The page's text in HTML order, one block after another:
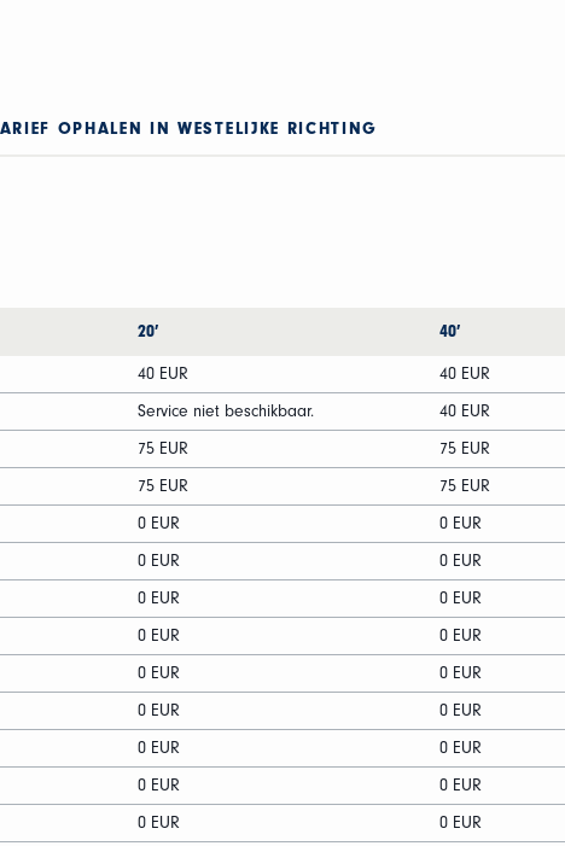
OPHALEN IN WESTELIJKE RICHTING
20′ 40′
40 EUR
40 EUR
Service niet beschikbaar.
40 EUR
75 EUR
75 EUR
75 EUR
75 EUR
0 EUR
0 EUR
0 EUR
0 EUR
0 EUR
0 EUR
0 EUR
0 EUR
0 EUR
0 EUR
0 EUR
0 EUR
0 EUR
0 EUR
0 EUR
0 EUR
0 EUR
0 EUR